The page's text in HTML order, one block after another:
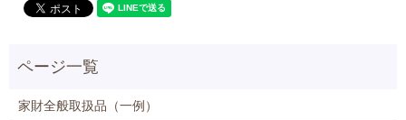
家財全般取扱品（一例）